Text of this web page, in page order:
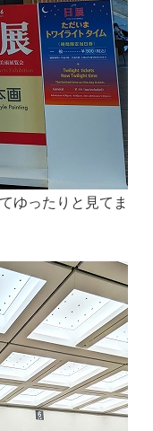
ゆったりと見てま